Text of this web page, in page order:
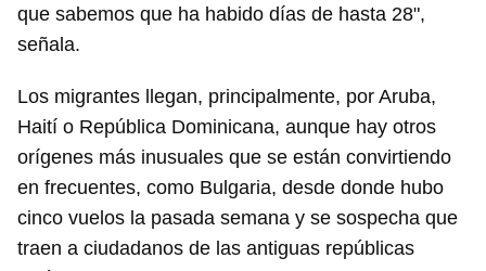
que sabemos que ha habido días de hasta 28",
señala.
Los migrantes llegan, principalmente, por Aruba,
Haití o República Dominicana, aunque hay otros
orígenes más inusuales que se están convirtiendo
en frecuentes, como Bulgaria, desde donde hubo
cinco vuelos la pasada semana y se sospecha que
traen a ciudadanos de las antiguas repúblicas